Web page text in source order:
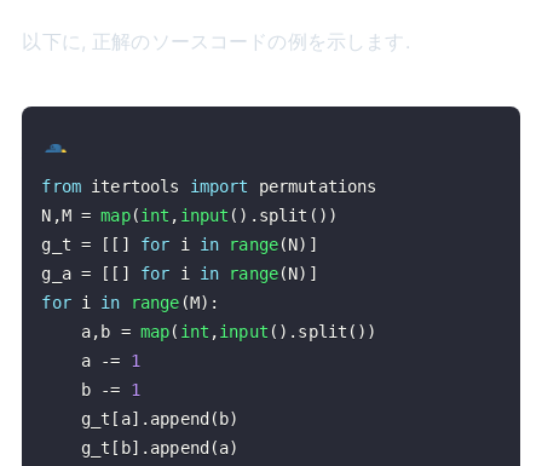
以下に, 正解のソースコードの例を示します.
from itertools import
N ,M = map(int , input ( ) . split ( ) )
g_t = [ [ ] for i in range(N) ]
g_a = [ [ ] for i in range(N) ]
for i in range (M) :
    a
, b = map( int ,input ( ) . split ( ) )
    a
-=
1
    b
-=
1
    g_t
[ a] . append ( b)
    g_t
[ b] . append (a)